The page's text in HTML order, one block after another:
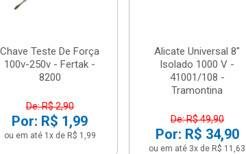
Chave Teste De Força
100v-250v - Fertak -
8200
De: R$ 2,90
Por: R$ 1,99
ou em até 1x de R$ 1,99
Alicate Universal 8"
Isolado 1000 V -
41001/108 -
Tramontina
De: R$ 49,90
Por: R$ 34,90
ou em até 3x de R$ 11,63